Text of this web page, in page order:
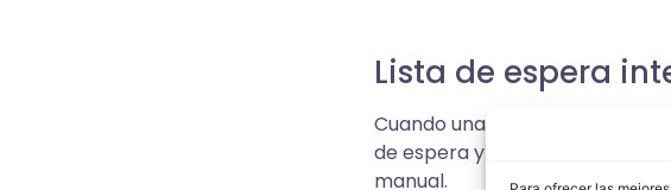
Lista de espera
Cuando una clase se llena, los
de espera y recibir una
manual.